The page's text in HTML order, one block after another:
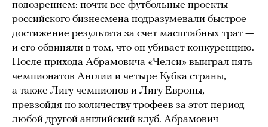
подозрением: почти все футбольные проекты
российского бизнесмена подразумевали быстрое
достижение результата за счет масштабных трат —
и его обвиняли в том, что он убивает конкуренцию.
После прихода Абрамовича «Челси» выиграл пять
чемпионатов Англии и четыре Кубка страны,
а также Лигу чемпионов и Лигу Европы,
превзойдя по количеству трофеев за этот период
любой другой английский клуб. Абрамович